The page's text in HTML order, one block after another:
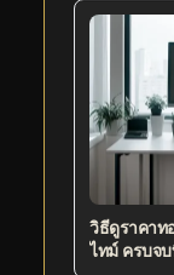
วิธีดูราคาท
ไทม์ ครบจ